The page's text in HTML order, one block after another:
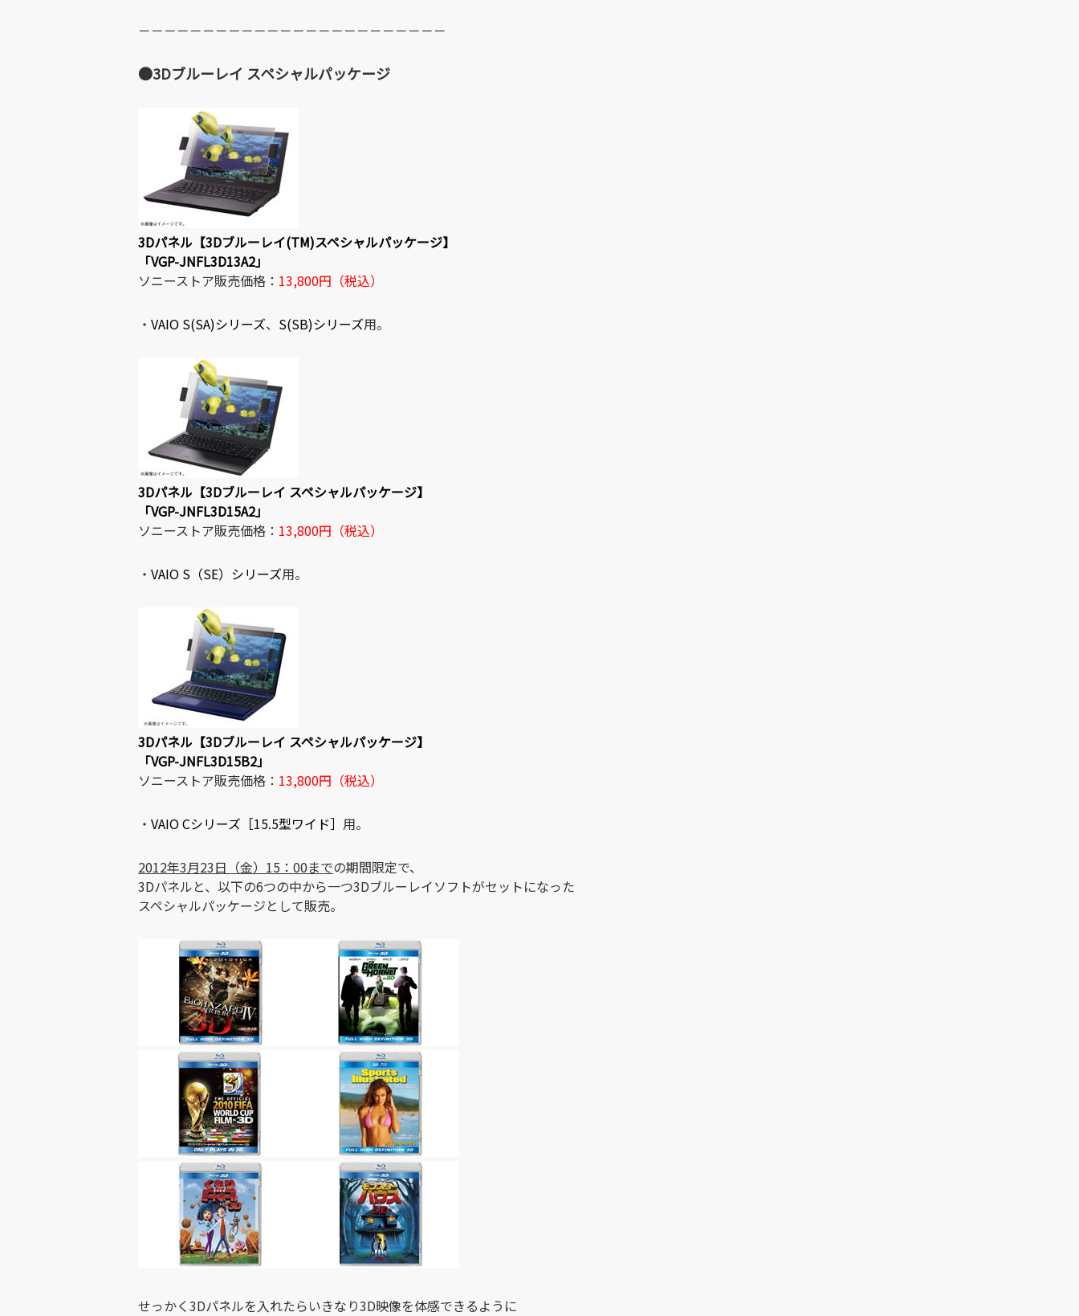
－－－－－－－－－－－－－－－－－－－－－－－－
●3Dブルーレイ スペシャルパッケージ
3Dパネル【3Dブルーレイ(TM)スペシャルパッケージ】
「VGP-JNFL3D13A2」
ソニーストア販売価格： 13,800円（税込）
・ VAIO S(SA)シリーズ、 S(SB)シリーズ用。
3Dパネル【3Dブルーレイ スペシャルパッケージ】
「VGP-JNFL3D15A2」
ソニーストア販売価格： 13,800円（税込）
・ VAIO S（SE）シリーズ用。
3Dパネル【3Dブルーレイ スペシャルパッケージ】
「VGP-JNFL3D15B2」
ソニーストア販売価格： 13,800円（税込）
・ VAIO Cシリーズ［15.5型ワイド］ 用。
2012年3月23日（金）15：00までの期間限定で、
3Dパネルと、以下の6つの中から一つ3Dブルーレイソフトがセットになった
スペシャルパッケージとして販売。
せっかく3Dパネルを入れたらいきなり3D映像を体感できるように